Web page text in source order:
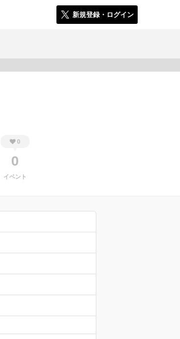
新規登録・ログイン
0
0
イベント